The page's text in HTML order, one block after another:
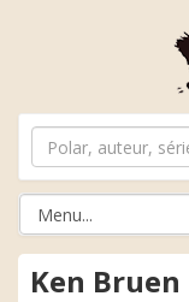
Ken Bruen